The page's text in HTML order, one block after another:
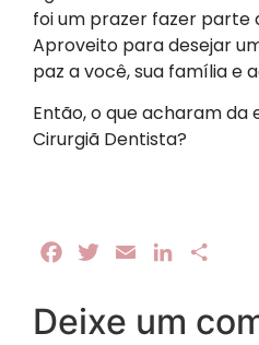
foi um prazer fazer parte
Aproveito para desejar
paz a você, sua família e
Então, o que acharam
Cirurgiã Dentista?
FacebookTwitterEmail LinkedIn
Deixe um